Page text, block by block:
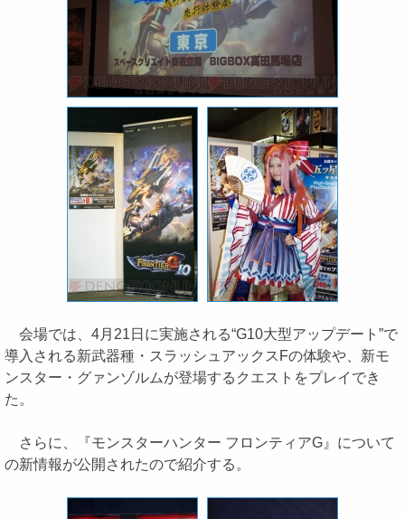
会場では、4月21日に実施される“G10大型アップデート”で
導入される新武器種・スラッシュアックスFの体験や、新モ
ンスター・グァンゾルムが登場するクエストをプレイでき
た。
さらに、『モンスターハンター フロンティアG』について
の新情報が公開されたので紹介する。